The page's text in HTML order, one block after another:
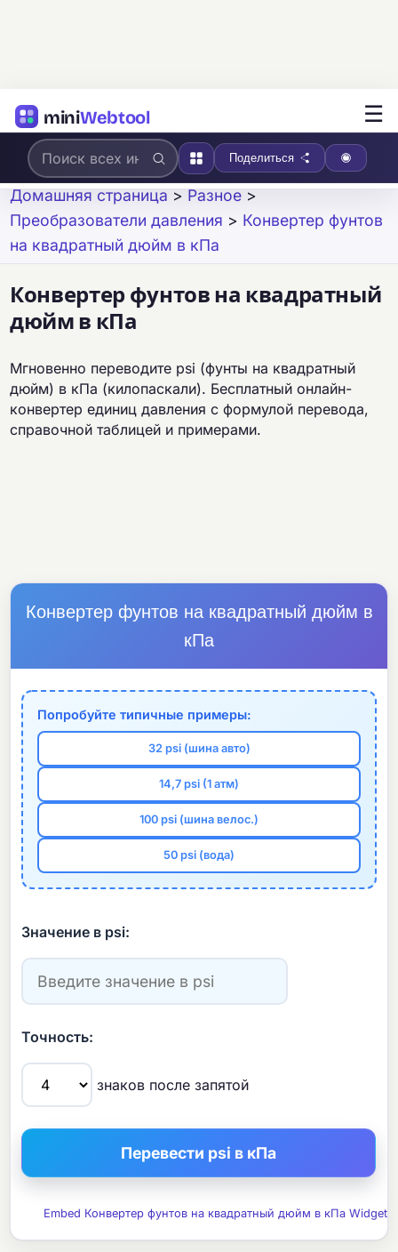
miniWebtool ☰
Поделиться
Домашняя страница > Разное >
Преобразователи давления > Конвертер фунтов
на квадратный дюйм в кПа
Конвертер фунтов на квадратный
дюйм в кПа
Мгновенно переводите psi (фунты на квадратный
дюйм) в кПа (килопаскали). Бесплатный онлайн-
конвертер единиц давления с формулой перевода,
справочной таблицей и примерами.
Конвертер фунтов на квадратный дюйм в
кПа
Попробуйте типичные примеры:
32 psi (шина авто)
14,7 psi (1 атм)
100 psi (шина велос.)
50 psi (вода)
Значение в psi:
Точность:
знаков после запятой
Embed Конвертер фунтов на квадратный дюйм в кПа Widget